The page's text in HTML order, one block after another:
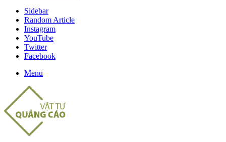
Sidebar
Random Article
Instagram
YouTube
Twitter
Facebook
Menu